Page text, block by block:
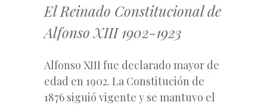
El Reinado Constitucional de
Alfonso XIII 1902-1923
Alfonso XIII fue declarado mayor de
edad en 1902. La Constitución de
1876 siguió vigente y se mantuvo el